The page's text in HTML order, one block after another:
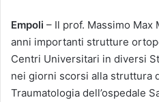
Empoli – Il prof. Massimo
anni importanti strutture
Centri Universitari in diversi
nei giorni scorsi alla struttura
Traumatologia dell’ospedale